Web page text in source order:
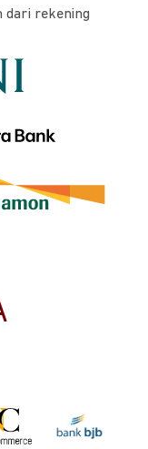
dari rekening